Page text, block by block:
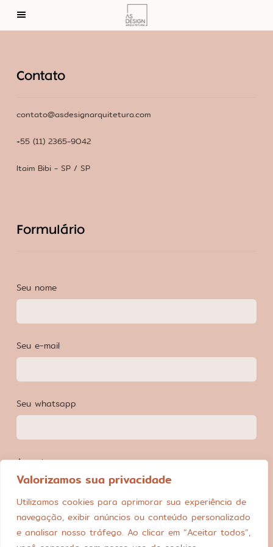
Valorizamos sua privacidade
Utilizamos cookies para aprimorar sua experiência de
navegação, exibir anúncios ou conteúdo personalizado
e analisar nosso tráfego. Ao clicar em “Aceitar todos”,
Contato
contato@asdesignarquitetura.com
+55 (11) 2365-9042
Itaim Bibi - SP / SP
Formulário
Seu nome
Seu e-mail
Seu whatsapp
Assunto
Sobre
Contato